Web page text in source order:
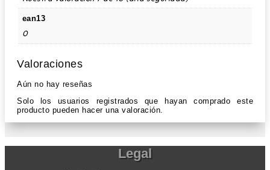
ean13
0
Valoraciones
Aún no hay reseñas
Solo los usuarios registrados que hayan comprado este
producto pueden hacer una valoración.
Legal